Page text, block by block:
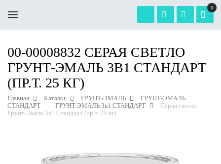
0
00-00008832 СЕРАЯ СВЕТЛО
ГРУНТ-ЭМАЛЬ 3В1 СТАНДАРТ
(ПР.Т. 25 КГ)
Главная Каталог ГРУНТ-ЭМАЛЬ
ГРУНТ-ЭМАЛЬ
СТАНДАРТ
ГРУНТ ЭМАЛЬ 3в1 СТАНДАРТ
Серая светло
Грунт-Эмаль 3в1 Стандарт (пр.т. 25 кг)